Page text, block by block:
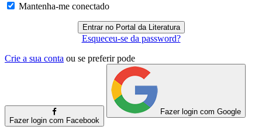
Mantenha-me conectado
Esqueceu-se da password?
Crie a sua conta ou se preferir pode
Fazer login com Facebook
Fazer login com Google